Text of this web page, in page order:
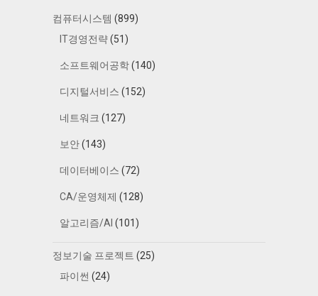
컴퓨터시스템 (899)
IT경영전략(51)
소프트웨어공학(140)
디지털서비스 (152)
네트워크 (127)
보안(143)
데이터베이스 (72)
CA/운영체제 (128)
알고리즘/AI (101)
정보기술 프로젝트 (25)
파이썬 (24)